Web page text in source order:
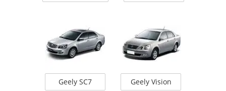
Geely SC7
Geely Vision